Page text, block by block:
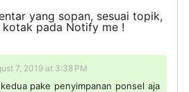
yang sopan, sesuai topik,
kotak pada Notify me !
7, 2019 at 3:38 PM
pake penyimpanan ponsel aja